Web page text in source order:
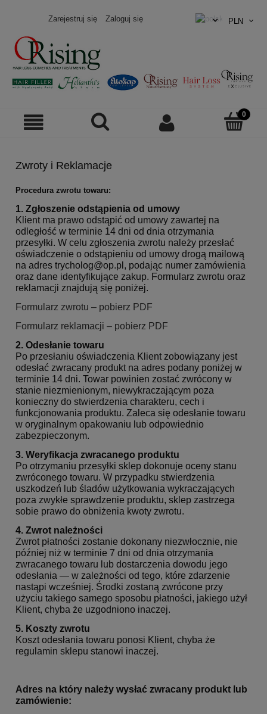
Zarejestruj się Zaloguj się
Zwroty i Reklamacje
Procedura zwrotu towaru:
1. Zgłoszenie odstąpienia od umowy
Klient ma prawo odstąpić od umowy zawartej na
odległość w terminie 14 dni od dnia otrzymania
przesyłki. W celu zgłoszenia zwrotu należy przesłać
oświadczenie o odstąpieniu od umowy drogą mailową
na adres trycholog@op.pl, podając numer zamówienia
oraz dane identyfikujące zakup. Formularz zwrotu oraz
reklamacji znajdują się poniżej.
Formularz zwrotu – pobierz PDF
Formularz reklamacji – pobierz PDF
2. Odesłanie towaru
Po przesłaniu oświadczenia Klient zobowiązany jest
odesłać zwracany produkt na adres podany poniżej w
terminie 14 dni. Towar powinien zostać zwrócony w
stanie niezmienionym, niewykraczającym poza
konieczny do stwierdzenia charakteru, cech i
funkcjonowania produktu. Zaleca się odesłanie towaru
w oryginalnym opakowaniu lub odpowiednio
zabezpieczonym.
3. Weryfikacja zwracanego produktu
Po otrzymaniu przesyłki sklep dokonuje oceny stanu
zwróconego towaru. W przypadku stwierdzenia
uszkodzeń lub śladów użytkowania wykraczających
poza zwykłe sprawdzenie produktu, sklep zastrzega
sobie prawo do obniżenia kwoty zwrotu.
4. Zwrot należności
Zwrot płatności zostanie dokonany niezwłocznie, nie
później niż w terminie 7 dni od dnia otrzymania
zwracanego towaru lub dostarczenia dowodu jego
odesłania — w zależności od tego, które zdarzenie
nastąpi wcześniej. Środki zostaną zwrócone przy
użyciu takiego samego sposobu płatności, jakiego użył
Klient, chyba że uzgodniono inaczej.
5. Koszty zwrotu
Koszt odesłania towaru ponosi Klient, chyba że
regulamin sklepu stanowi inaczej.
Adres na który należy wysłać zwracany produkt lub
zamówienie: